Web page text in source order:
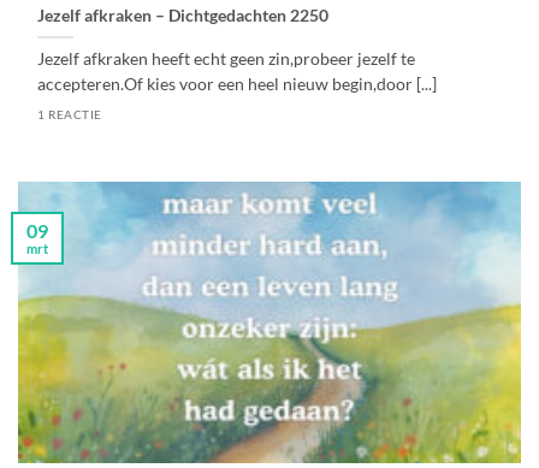
Jezelf afkraken – Dichtgedachten 2250
Jezelf afkraken heeft echt geen zin,probeer jezelf te
accepteren.Of kies voor een heel nieuw begin,door [...]
1 REACTIE
09
mrt